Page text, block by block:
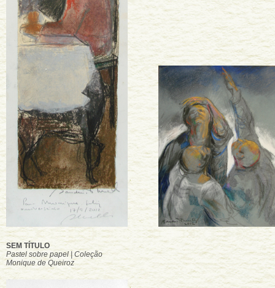
SEM TÍTULO
Pastel sobre papel | Coleção
Monique de Queiroz